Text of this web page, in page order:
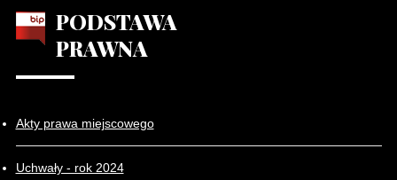
PODSTAWA
PRAWNA
Akty prawa miejscowego
Uchwały - rok 2024